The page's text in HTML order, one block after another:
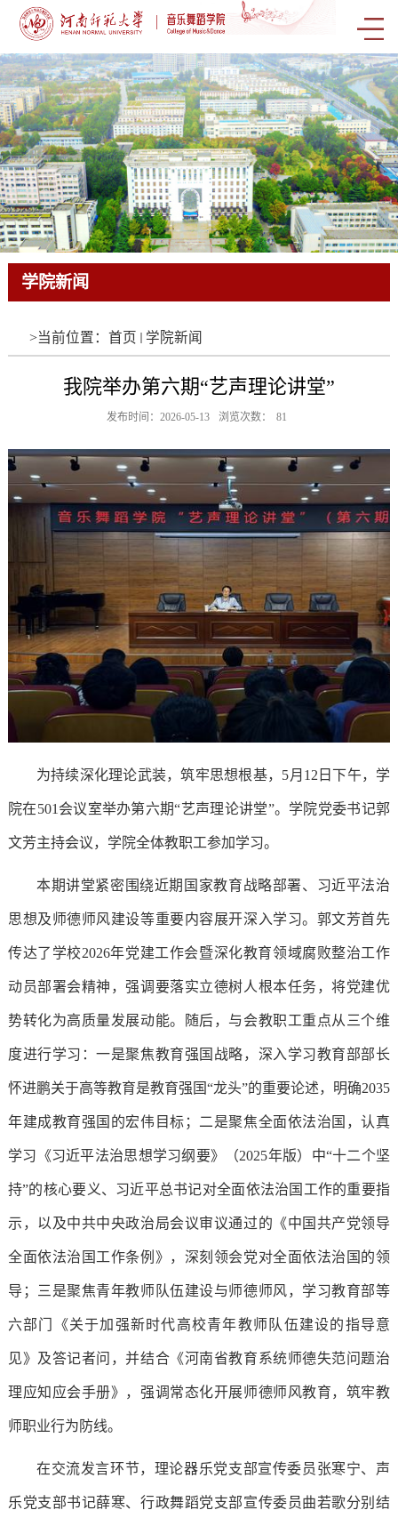
学院新闻
学院新闻
学院新闻
学院新闻
学院新闻
学院新闻
学院新闻
学院新闻
学院新闻
学院新闻
学院新闻
学院新闻
学院新闻
学院新闻
学院新闻
学院新闻
学院新闻
学院新闻
学院新闻
学院新闻
学院新闻
学院新闻
学院新闻
学院新闻
学院新闻
学院新闻
学院新闻
学院新闻
学院新闻
学院新闻
学院新闻
学院新闻
学院新闻
学院新闻
学院新闻
学院新闻
学院新闻
学院新闻
学院新闻
学院新闻
学院新闻
学院新闻
学院新闻
学院新闻
学院新闻
学院新闻
学院新闻
学院新闻
学院新闻
学院新闻
学院新闻
学院新闻
学院新闻
学院新闻
学院新闻
学院新闻
学院新闻
学院新闻
学院新闻
学院新闻
学院新闻
学院新闻
学院新闻
学院新闻
学院新闻
学院新闻
学院新闻
学院新闻
学院新闻
学院新闻
学院新闻
学院新闻
学院新闻
学院新闻
学院新闻